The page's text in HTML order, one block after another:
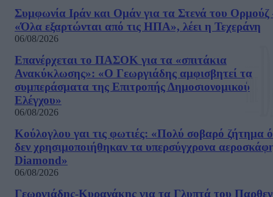
Συμφωνία Ιράν και Ομάν για τα Στενά του Ορμούζ
«Όλα εξαρτώνται από τις ΗΠΑ», λέει η Τεχεράνη
06/08/2026
Επανέρχεται το ΠΑΣΟΚ για τα «σπιτάκια
Ανακύκλωσης»: «Ο Γεωργιάδης αμφισβητεί τα
συμπεράσματα της Επιτροπής Δημοσιονομικού
Ελέγχου»
06/08/2026
Κούλογλου γαι τις φωτιές: «Πολύ σοβαρό ζήτημα
δεν χρησιμοποιήθηκαν τα υπερσύγχρονα
Diamond»
06/08/2026
Γεωργιάδης-Κυρανάκης για τα Γλυπτά του